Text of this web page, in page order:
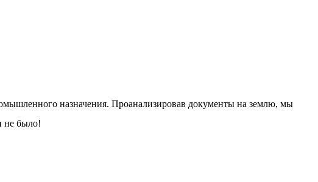
назначения. Проанализировав документы на землю, мы
не было!